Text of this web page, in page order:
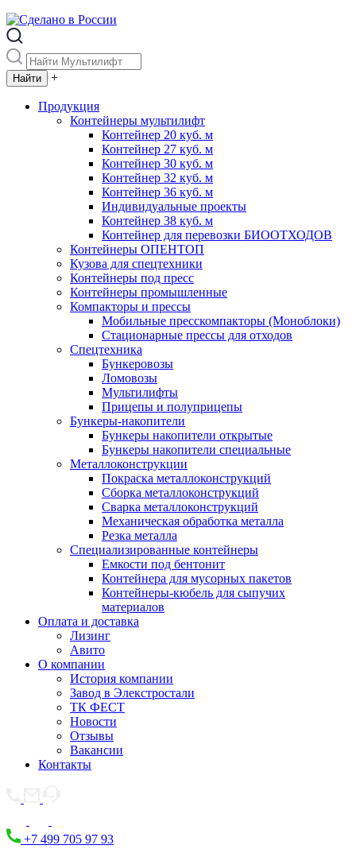
+
Продукция
Контейнеры мультилифт
Контейнер 20 куб. м
Контейнер 27 куб. м
Контейнер 30 куб. м
Контейнер 32 куб. м
Контейнер 36 куб. м
Индивидуальные проекты
Контейнер 38 куб. м
Контейнер для перевозки БИООТХОДОВ
Контейнеры ОПЕНТОП
Кузова для спецтехники
Контейнеры под пресс
Контейнеры промышленные
Компакторы и прессы
Мобильные пресскомпакторы (Моноблоки)
Стационарные прессы для отходов
Спецтехника
Бункеровозы
Ломовозы
Мультилифты
Прицепы и полуприцепы
Бункеры-накопители
Бункеры накопители открытые
Бункеры накопители специальные
Металлоконструкции
Покраска металлоконструкций
Сборка металлоконструкций
Сварка металлоконструкций
Механическая обработка металла
Резка металла
Специализированные контейнеры
Емкости под бентонит
Контейнера для мусорных пакетов
Контейнеры-кюбель для сыпучих
материалов
Оплата и доставка
Лизинг
Авито
О компании
История компании
Завод в Элекстростали
ТК ФЕСТ
Новости
Отзывы
Вакансии
Контакты
+7 499 705 97 93